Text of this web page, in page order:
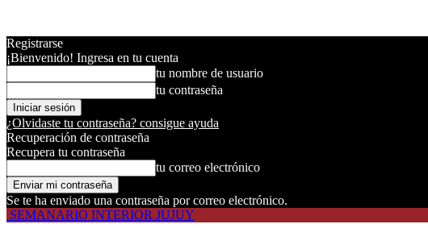
Registrarse
¡Bienvenido! Ingresa en tu cuenta
tu nombre de usuario
tu contraseña
¿Olvidaste tu contraseña? consigue ayuda
Recuperación de contraseña
Recupera tu contraseña
tu correo electrónico
Se te ha enviado una contraseña por correo electrónico.
SEMANARIO INTERIOR JUJUY